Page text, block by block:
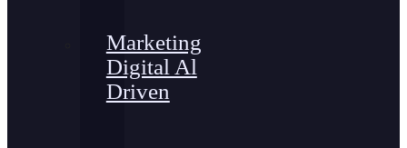
Marketing
Digital Al
Driven